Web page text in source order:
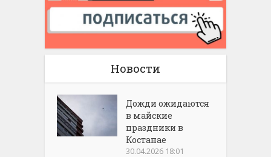
Новости
Дожди ожидаются
в майские
праздники в
Костанае
30.04.2026 18:01